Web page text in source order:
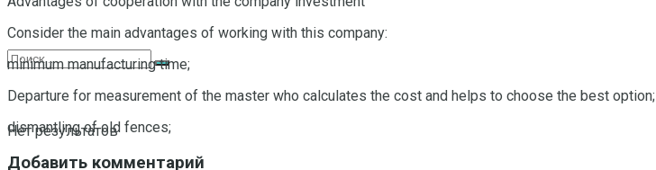
Нет результатов
Consider the main advantages of working with this company:
minimum manufacturing time;
Departure for measurement of the master who calculates the cost and helps to choose the best option;
dismantling of old fences;
Добавить комментарий